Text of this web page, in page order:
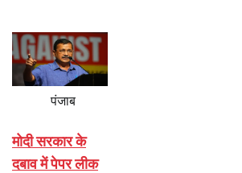
पंजाब
मोदी सरकार के
दबाव में पेपर लीक